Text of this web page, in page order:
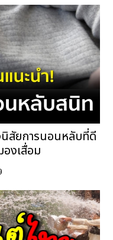
สัยการนอนหลับที่ดี
งเสื่อม